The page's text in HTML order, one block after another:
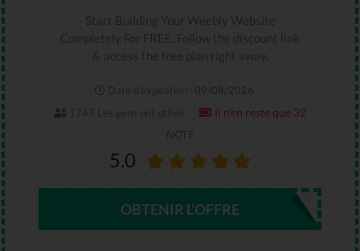
Start Building Your Weebly Website
Completely For FREE. Follow the discount link
& access the free plan right away.
Date d'expiration : 09/08/2026
1747 Les gens ont utilisé
Il n'en reste que 32
NOTE
5.0
OBTENIR L'OFFRE